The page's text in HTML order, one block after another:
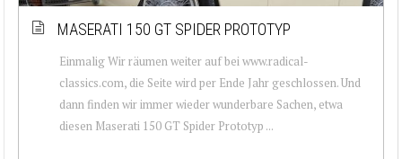
MASERATI 150 GT SPIDER PROTOTYP
Einmalig Wir räumen weiter auf bei www.radical-
classics.com, die Seite wird per Ende Jahr geschlossen. Und
dann finden wir immer wieder wunderbare Sachen, etwa
diesen Maserati 150 GT Spider Prototyp ...